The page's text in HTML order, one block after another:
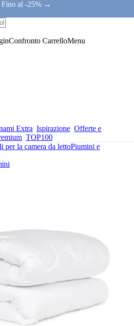
Fino al -25% →
Confronto CarrelloMenu
Extra Ispirazione Offerte e
TOP100
per la camera da lettoPiumini e